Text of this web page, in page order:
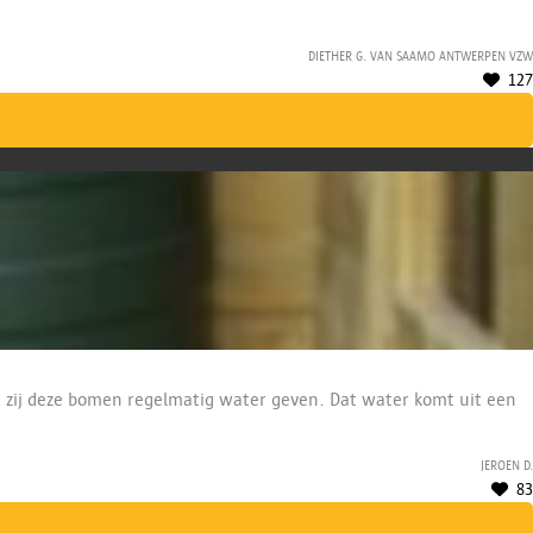
Diether G. van SAAMO Antwerpen vzw
127
deze bomen regelmatig water geven. Dat water komt uit een
Jeroen D.
83